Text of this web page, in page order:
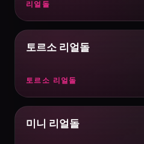
리얼돌
토르소 리얼돌
토르소 리얼돌
미니 리얼돌